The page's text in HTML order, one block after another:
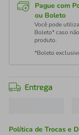
Pague com
ou Boleto
Você pode
Boleto* caso
produto.
*Boleto
Entrega
Política de Trocas e